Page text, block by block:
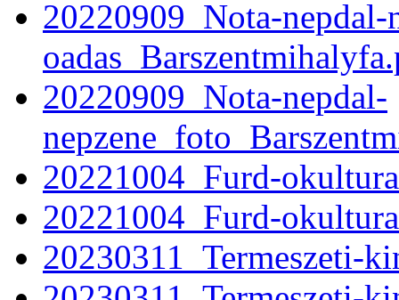
20220909_Nota-nepdal-
20220909_Nota-nepdal-
20221004_Furd-
20221004_Furd-
20230311_Termeszeti-